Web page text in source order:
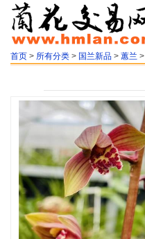
首页 > 所有分类 > 国兰新品 > 蕙兰 >